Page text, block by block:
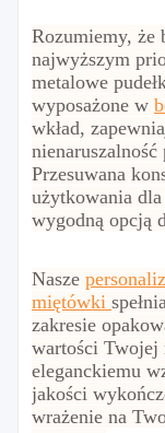
Rozumiemy, że
najwyższym
metalowe
wyposażone w
wkład,
Przesuwana
użytkowania
wygodną opcją
Nasze
miętówki
zakresie
wartości Twojej
eleganckiemu
jakości
wrażenie na